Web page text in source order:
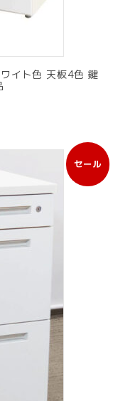
イト色 天板4色 鍵
セール
販
売